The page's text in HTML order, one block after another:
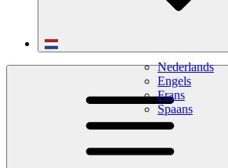
Nederlands
Engels
Frans
Spaans